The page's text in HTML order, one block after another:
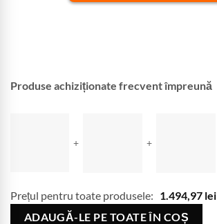
Produse achiziționate frecvent împreună
+ +
Prețul pentru toate produsele: 1.494,97 lei
ADAUGĂ-LE PE TOATE ÎN COȘ